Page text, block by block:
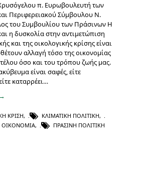
π. Ευρωβουλευτή των
Περιφερειακού Σύμβουλου Ν.
του Συμβουλίου των Πράσινων Η
η δυσκολία στην αντιμετώπιση
και της οικολογικής κρίσης είναι
αλλαγή τόσο της οικονομίας
όσο και του τρόπου ζωής μας.
είναι σαφές, είτε
καταρρέει…
ΚΡΊΣΗ, ΚΛΙΜΑΤΙΚΉ ΠΟΛΙΤΙΚΉ,
ΟΙΚΟΝΟΜΊΑ, ΠΡΆΣΙΝΗ ΠΟΛΙΤΙΚΉ